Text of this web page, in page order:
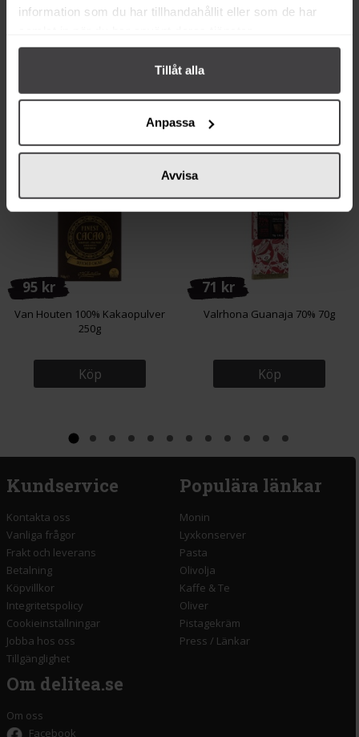
information som du har tillhandahållit eller som de har
Tillåt alla
Anpassa
Avvisa
Relaterade varor
95 kr
Van Houten 100% Kakaopulver
250g
Köp
71 kr
Valrhona Guanaja 70% 70g
Köp
Kundservice
Kontakta oss
Vanliga frågor
Frakt och leverans
Betalning
Köpvillkor
Integritetspolicy
Cookieinställningar
Jobba hos oss
Tillgänglighet
Populära länkar
Monin
Lyxkonserver
Pasta
Olivolja
Kaffe & Te
Oliver
Pistagekräm
Press / Länkar
Om delitea.se
Om oss
Facebook